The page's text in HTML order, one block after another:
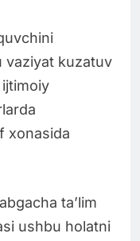
vaziyat kuzatuv
xonasida
ta’lim
ushbu holatni